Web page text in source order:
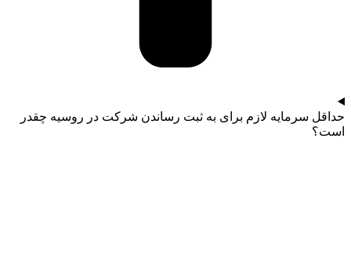
حداقل سرمایه لازم برای به ثبت رساندن شرکت در روسیه چقدر
است؟